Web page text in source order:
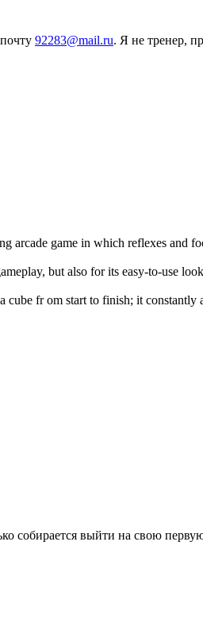
92283@mail.ru. Я не тренер,
arcade game in which reflexes and
but also for its easy-to-use
cube fr om start to finish; it constantly
собирается выйти на свою